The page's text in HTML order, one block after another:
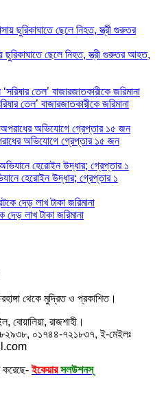
ছুরিকাঘাতে ছেলে নিহত, স্ত্রী গুরুতর আহত,
তেল’ বাজারজাতকারীকে জরিমানা
অভিযোগে গ্রেপ্তার ১৫ জন
হেরোইন উদ্ধার; গ্রেপ্তার ১
দেড় লাখ টাকা জরিমানা
থেকে মুদ্রিত ও প্রকাশিত।
বোয়ালিয়া, রাজশাহী।
০১৭৪৪-৭২১৮৩৭, ই-মেইলঃ
করেছে-ইকেয়ার সলউশনস্